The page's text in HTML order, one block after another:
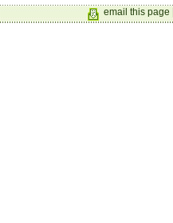
email this page